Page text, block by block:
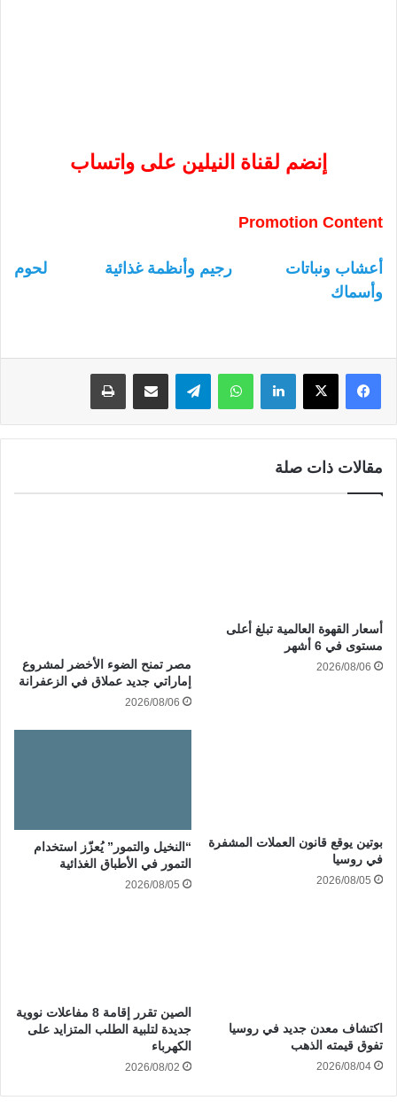
إنضم لقناة النيلين على واتساب
Promotion Content
أعشاب ونباتات رجيم وأنظمة غذائية
لحوم
وأسماك
لينكدإن واتساب
مقالات ذات صلة
أسعار القهوة العالمية تبلغ أعلى
مستوى في 6 أشهر
2026/08/06
مصر تمنح الضوء الأخضر لمشروع
إماراتي جديد عملاق في الزعفرانة
2026/08/06
بوتين يوقع قانون العملات المشفرة
في روسيا
2026/08/05
“النخيل والتمور” يُعزّز استخدام
التمور في الأطباق الغذائية
2026/08/05
اكتشاف معدن جديد في روسيا
تفوق قيمته الذهب
2026/08/04
الصين تقرر إقامة 8 مفاعلات نووية
جديدة لتلبية الطلب المتزايد على
الكهرباء
2026/08/02